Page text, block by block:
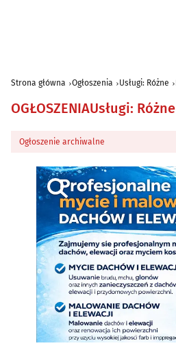
Strona główna Ogłoszenia Usługi: Różne
OGŁOSZENIAUsługi: Różne
Ogłoszenie archiwalne